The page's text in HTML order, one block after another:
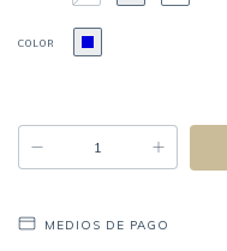
COLOR
MEDIOS DE PAGO